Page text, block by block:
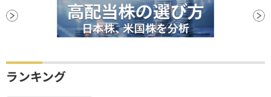
ランキング